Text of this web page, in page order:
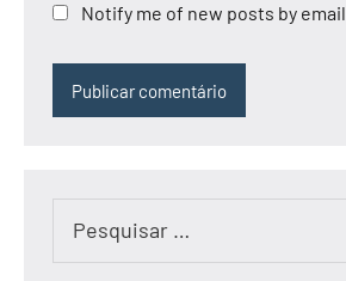
Notify me of new posts by email.